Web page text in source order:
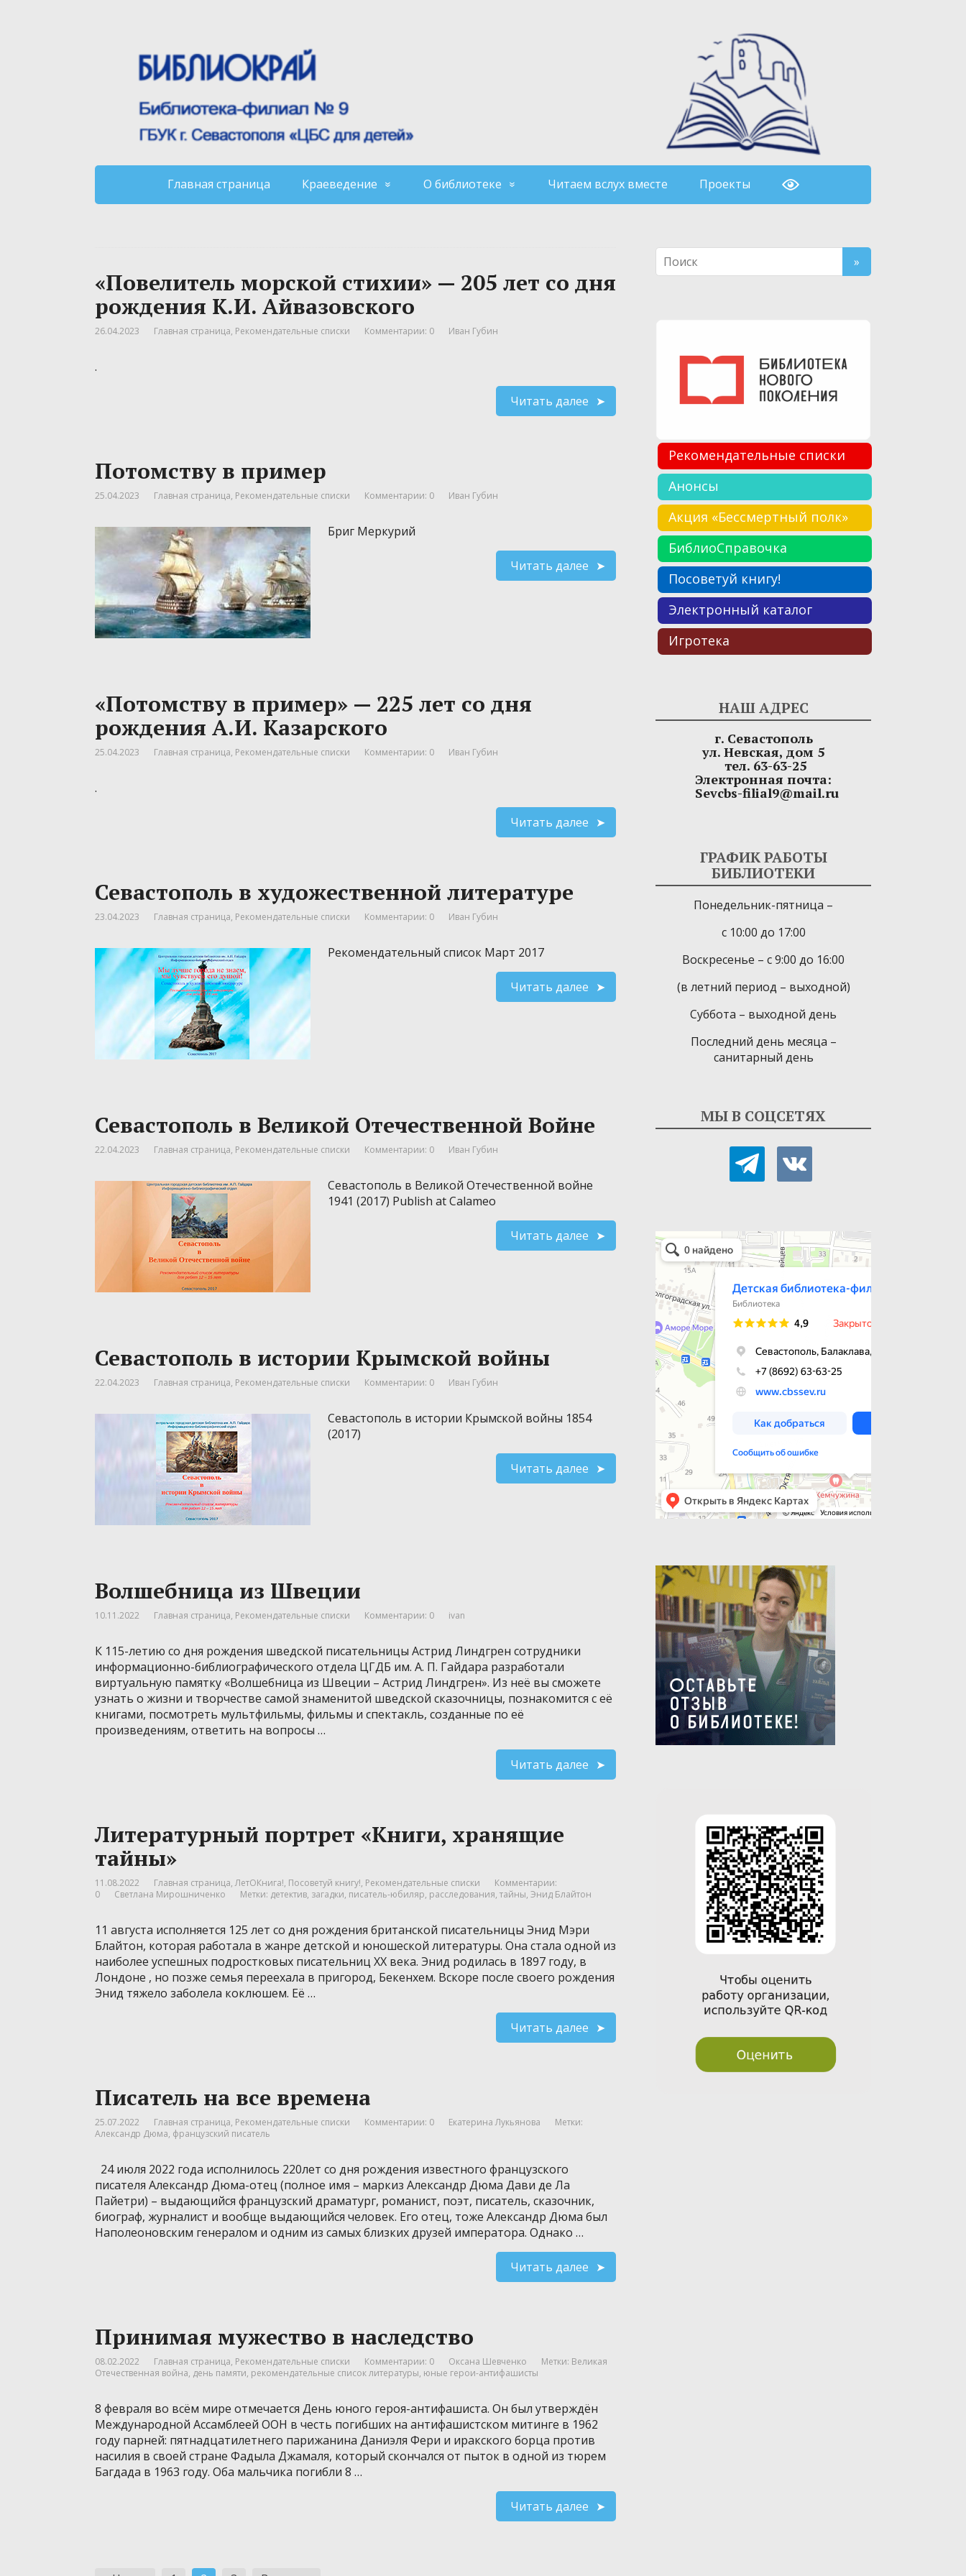
Главная страница Краеведение О библиотеке Читаем вслух вместе Проекты
«Повелитель морской стихии» — 205 лет со дня
рождения К.И. Айвазовского
26.04.2023 Главная страница, Рекомендательные списки Комментарии: 0 Иван Губин
.
Читать далее
Потомству в пример
25.04.2023 Главная страница, Рекомендательные списки Комментарии: 0 Иван Губин
Бриг Меркурий
Читать далее
«Потомству в пример» — 225 лет со дня
рождения А.И. Казарского
25.04.2023 Главная страница, Рекомендательные списки Комментарии: 0 Иван Губин
.
Читать далее
Севастополь в художественной литературе
23.04.2023 Главная страница, Рекомендательные списки Комментарии: 0 Иван Губин
Рекомендательный список Март 2017
Читать далее
Севастополь в Великой Отечественной Войне
22.04.2023 Главная страница, Рекомендательные списки Комментарии: 0 Иван Губин
Севастополь в Великой Отечественной войне
1941 (2017) Publish at Calameo
Читать далее
Севастополь в истории Крымской войны
22.04.2023 Главная страница, Рекомендательные списки Комментарии: 0 Иван Губин
Севастополь в истории Крымской войны 1854
(2017)
Читать далее
Волшебница из Швеции
10.11.2022 Главная страница, Рекомендательные списки Комментарии: 0 ivan
К 115-летию со дня рождения шведской писательницы Астрид Линдгрен сотрудники
информационно-библиографического отдела ЦГДБ им. А. П. Гайдара разработали
виртуальную памятку «Волшебница из Швеции – Астрид Линдгрен». Из неё вы сможете
узнать о жизни и творчестве самой знаменитой шведской сказочницы, познакомится с её
книгами, посмотреть мультфильмы, фильмы и спектакль, созданные по её
произведениям, ответить на вопросы …
Читать далее
Литературный портрет «Книги, хранящие
тайны»
11.08.2022 Главная страница,ЛетОКнига!, Посоветуй книгу!, Рекомендательные списки
Комментарии:
0
Светлана Мирошниченко Метки: детектив, загадки, писатель-юбиляр, расследования, тайны, Энид Блайтон
11 августа исполняется 125 лет со дня рождения британской писательницы Энид Мэри
Блайтон, которая работала в жанре детской и юношеской литературы. Она стала одной из
наиболее успешных подростковых писательниц XX века. Энид родилась в 1897 году, в
Лондоне , но позже семья переехала в пригород, Бекенхем. Вскоре после своего рождения
Энид тяжело заболела коклюшем. Её …
Читать далее
Писатель на все времена
25.07.2022 Главная страница, Рекомендательные списки Комментарии: 0 Екатерина Лукьянова
Метки:
Александр Дюма, французский писатель
24 июля 2022 года исполнилось 220лет со дня рождения известного французского
писателя Александр Дюма-отец (полное имя – маркиз Александр Дюма Дави де Ла
Пайетри) – выдающийся французский драматург, романист, поэт, писатель, сказочник,
биограф, журналист и вообще выдающийся человек. Его отец, тоже Александр Дюма был
Наполеоновским генералом и одним из самых близких друзей императора. Однако …
Читать далее
Принимая мужество в наследство
08.02.2022 Главная страница, Рекомендательные списки Комментарии: 0 Оксана Шевченко Метки: Великая
Отечественная война, день памяти, рекомендательные список литературы, юные герои-антифашисты
8 февраля во всём мире отмечается День юного героя-антифашиста. Он был утверждён
Международной Ассамблеей ООН в честь погибших на антифашистском митинге в 1962
году парней: пятнадцатилетнего парижанина Даниэля Фери и иракского борца против
насилия в своей стране Фадыла Джамаля, который скончался от пыток в одной из тюрем
Багдада в 1963 году. Оба мальчика погибли 8 …
Читать далее
Рекомендательные списки
Анонсы
Акция «Бессмертный полк»
БиблиоСправочка
Посоветуй книгу!
Электронный каталог
Игротека
НАШ АДРЕС
г. Севастополь
ул. Невская, дом 5
тел. 63-63-25
Электронная почта:
Sevcbs-filial9@mail.ru
ГРАФИК РАБОТЫ
БИБЛИОТЕКИ
Понедельник-пятница –
с 10:00 до 17:00
Воскресенье – с 9:00 до 16:00
(в летний период – выходной)
Суббота – выходной день
Последний день месяца –
санитарный день
МЫ В СОЦСЕТЯХ
telegram vkontakte
Детская библиотека-филиал № 9
Библиотека в Севастополе